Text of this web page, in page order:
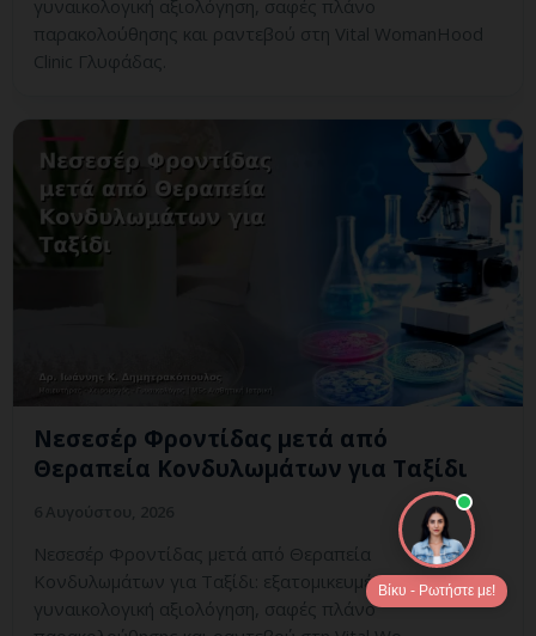
γυναικολογική αξιολόγηση, σαφές πλάνο
παρακολούθησης και ραντεβού στη Vital WomanHood
Clinic Γλυφάδας.
Νεσεσέρ Φροντίδας μετά από
Θεραπεία Κονδυλωμάτων για Ταξίδι
Νεσεσέρ Φροντίδας μετά από Θεραπεία
Κονδυλωμάτων για Ταξίδι: εξατομικευμένη
γυναικολογική αξιολόγηση, σαφές πλάνο
Βίκυ - Ρωτήστε με!